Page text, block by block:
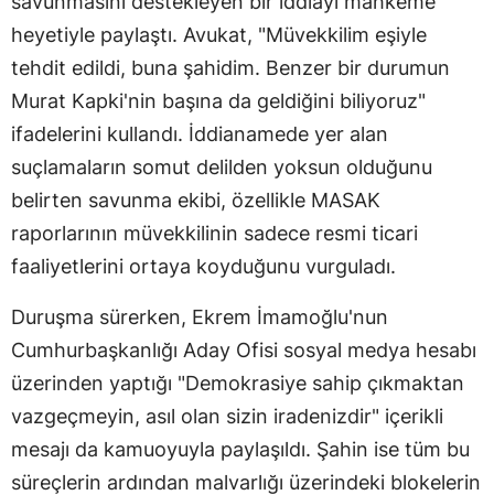
heyetiyle paylaştı. Avukat, "Müvekkilim eşiyle
tehdit edildi, buna şahidim. Benzer bir durumun
Murat Kapki'nin başına da geldiğini biliyoruz"
ifadelerini kullandı. İddianamede yer alan
suçlamaların somut delilden yoksun olduğunu
belirten savunma ekibi, özellikle MASAK
raporlarının müvekkilinin sadece resmi ticari
faaliyetlerini ortaya koyduğunu vurguladı.
Duruşma sürerken, Ekrem İmamoğlu'nun
Cumhurbaşkanlığı Aday Ofisi sosyal medya hesabı
üzerinden yaptığı "Demokrasiye sahip çıkmaktan
vazgeçmeyin, asıl olan sizin iradenizdir" içerikli
mesajı da kamuoyuyla paylaşıldı. Şahin ise tüm bu
süreçlerin ardından malvarlığı üzerindeki blokelerin